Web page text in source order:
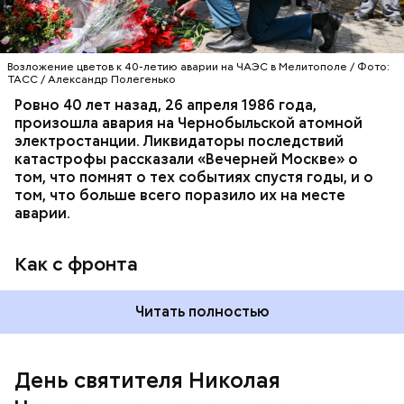
Возложение цветов к 40-летию аварии на ЧАЭС в Мелитополе / Фото:
ТАСС / Александр Полегенько
Ровно 40 лет назад, 26 апреля 1986 года,
произошла авария на Чернобыльской атомной
электростанции. Ликвидаторы последствий
катастрофы рассказали «Вечерней Москве» о
том, что помнят о тех событиях спустя годы, и о
том, что больше всего поразило их на месте
аварии.
Как с фронта
Читать полностью
День святителя Николая
Как рассказывает Житие, преподобный родился в
христианской религией и рано принял решение
посвятить свою жизнь Богу. Целыми днями отрок
книги. Его дядя, епископ Николай Патарский, видя
такое усердие, сделал юношу чтецом, а затем и
полученные в наследство от родителей, Николай
отдал на дела милосердия. Со временем Николай
Как гласит предание, совершая паломничество в
Иерусалим, Николай Чудотворец по просьбе
отчаявшихся путников молитвой успокоил
разбушевавшееся море.